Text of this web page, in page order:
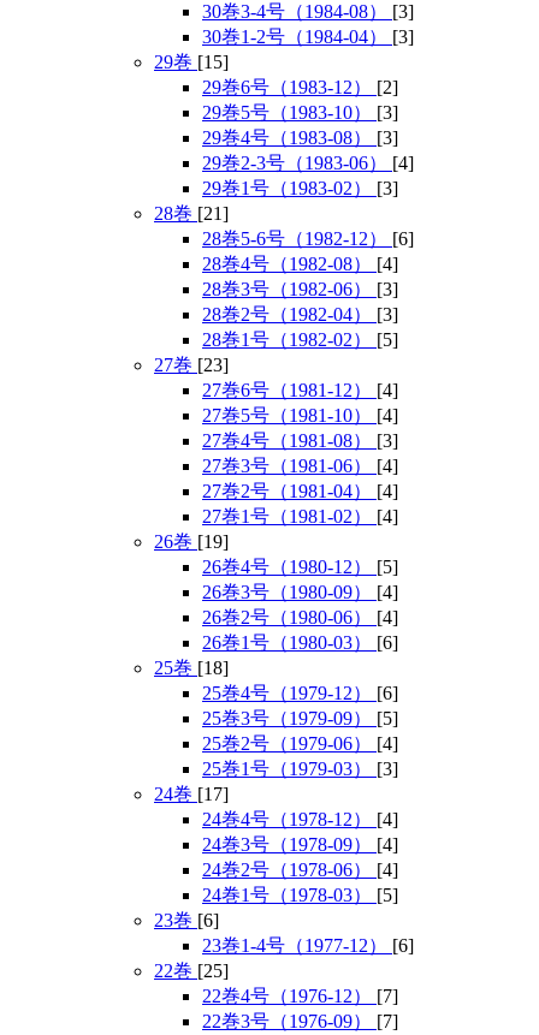
30巻3-4号（1984-08） [3]
30巻1-2号（1984-04） [3]
29巻 [15]
29巻6号（1983-12） [2]
29巻5号（1983-10） [3]
29巻4号（1983-08） [3]
29巻2-3号（1983-06） [4]
29巻1号（1983-02） [3]
28巻 [21]
28巻5-6号（1982-12） [6]
28巻4号（1982-08） [4]
28巻3号（1982-06） [3]
28巻2号（1982-04） [3]
28巻1号（1982-02） [5]
27巻 [23]
27巻6号（1981-12） [4]
27巻5号（1981-10） [4]
27巻4号（1981-08） [3]
27巻3号（1981-06） [4]
27巻2号（1981-04） [4]
27巻1号（1981-02） [4]
26巻 [19]
26巻4号（1980-12） [5]
26巻3号（1980-09） [4]
26巻2号（1980-06） [4]
26巻1号（1980-03） [6]
25巻 [18]
25巻4号（1979-12） [6]
25巻3号（1979-09） [5]
25巻2号（1979-06） [4]
25巻1号（1979-03） [3]
24巻 [17]
24巻4号（1978-12） [4]
24巻3号（1978-09） [4]
24巻2号（1978-06） [4]
24巻1号（1978-03） [5]
23巻 [6]
23巻1-4号（1977-12） [6]
22巻 [25]
22巻4号（1976-12） [7]
22巻3号（1976-09） [7]